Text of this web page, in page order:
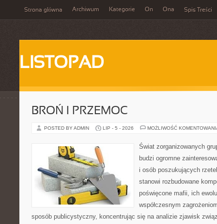
Strona główna Archiwum Kategorie On Ona Spis Treści
LISTOPAD
BROŃ I PRZEMOC
POSTED BY ADMIN LIP - 5 - 2026 MOŻLIWOŚĆ
Świat zorganizowanych
budzi ogromne
i osób poszukujących
stanowi rozbudowane
poświęcone mafii, ich
współczesnym
sposób publicystyczny, koncentrując się na analizie zjawisk